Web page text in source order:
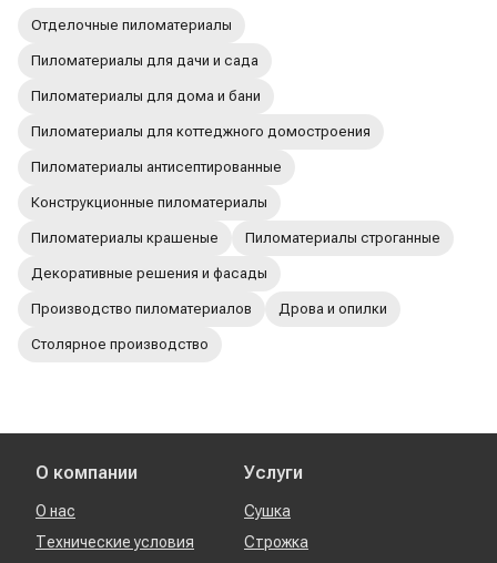
Отделочные пиломатериалы
Пиломатериалы для дачи и сада
Пиломатериалы для дома и бани
Пиломатериалы для коттеджного домостроения
Пиломатериалы антисептированные
Конструкционные пиломатериалы
Пиломатериалы крашеные Пиломатериалы строганные
Декоративные решения и фасады
Производство пиломатериалов Дрова и опилки
Столярное производство
О компании
О нас
Технические условия
Услуги
Сушка
Строжка